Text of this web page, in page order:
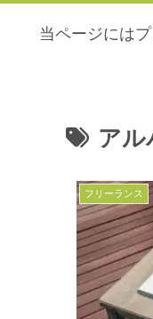
当ページには
アル
フリーランス